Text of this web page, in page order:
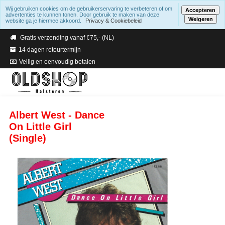
Verzending binnen 2 a 3 werkdagen
Gratis verzending vanaf €75,- (NL)
14 dagen retourtermijn
Veilig en eenvoudig betalen
Albert West - Dance
On Little Girl
(Single)
Wij gebruiken cookies om de gebruikerservaring te verbeteren of om
advertenties te kunnen tonen. Door gebruik te maken van deze
website ga je hiermee akkoord.
Privacy & Cookiebeleid
Accepteren
Weigeren